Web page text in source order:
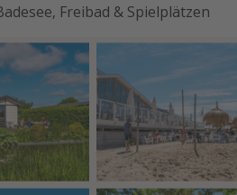
Freibad & Spielplätzen